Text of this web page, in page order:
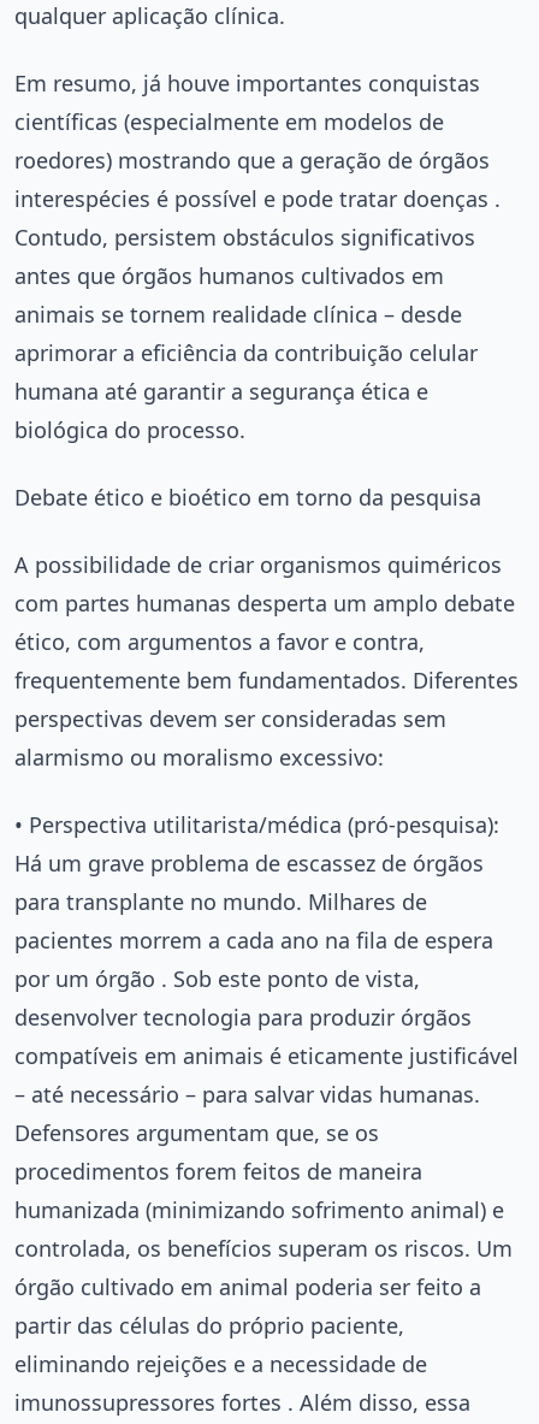
qualquer aplicação clínica.
Em resumo, já houve importantes conquistas
científicas (especialmente em modelos de
roedores) mostrando que a geração de órgãos
interespécies é possível e pode tratar doenças .
Contudo, persistem obstáculos significativos
antes que órgãos humanos cultivados em
animais se tornem realidade clínica – desde
aprimorar a eficiência da contribuição celular
humana até garantir a segurança ética e
biológica do processo.
Debate ético e bioético em torno da pesquisa
A possibilidade de criar organismos quiméricos
com partes humanas desperta um amplo debate
ético, com argumentos a favor e contra,
frequentemente bem fundamentados. Diferentes
perspectivas devem ser consideradas sem
alarmismo ou moralismo excessivo:
• Perspectiva utilitarista/médica (pró-pesquisa):
Há um grave problema de escassez de órgãos
para transplante no mundo. Milhares de
pacientes morrem a cada ano na fila de espera
por um órgão . Sob este ponto de vista,
desenvolver tecnologia para produzir órgãos
compatíveis em animais é eticamente justificável
– até necessário – para salvar vidas humanas.
Defensores argumentam que, se os
procedimentos forem feitos de maneira
humanizada (minimizando sofrimento animal) e
controlada, os benefícios superam os riscos. Um
órgão cultivado em animal poderia ser feito a
partir das células do próprio paciente,
eliminando rejeições e a necessidade de
imunossupressores fortes . Além disso, essa